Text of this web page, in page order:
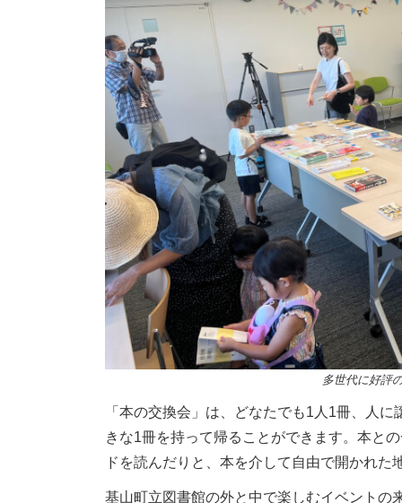
多世代に好評
「本の交換会」は、どなたでも1人1冊、人
きな1冊を持って帰ることができます。本と
ドを読んだりと、本を介して自由で開かれた
基山町立図書館の外と中で楽しむイベントの